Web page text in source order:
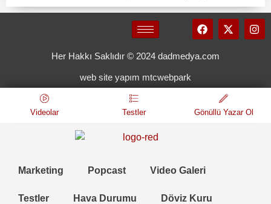
Her Hakkı Saklıdır © 2024 dadmedya.com
web site yapım mtcwebpark
Videolar Testler Gönüllü Yazar Ol
Marketing Popcast Video Galeri
Testler Hava Durumu Döviz Kuru